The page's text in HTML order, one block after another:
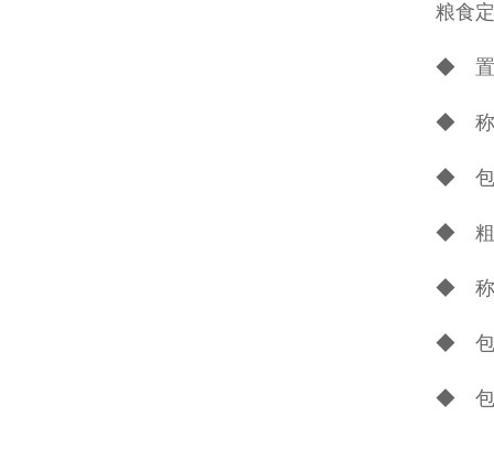
粮食
◆ 置
◆ 称
◆ 包
◆ 粗
◆ 称
◆ 包
◆ 包